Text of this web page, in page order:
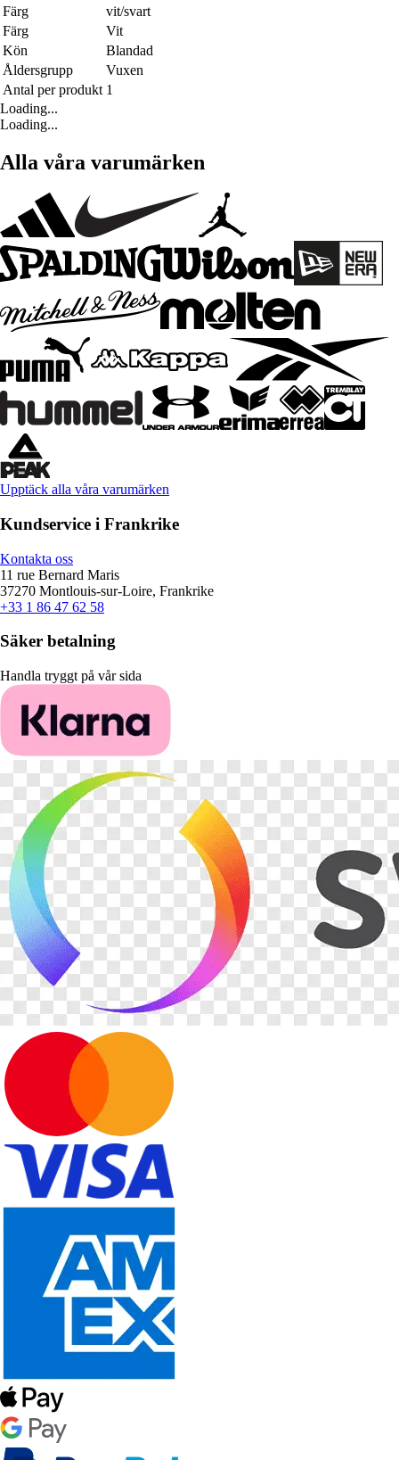
Färg
vit/svart
Färg
Vit
Kön
Blandad
Åldersgrupp
Vuxen
Antal per produkt 1
Loading...
Loading...
Alla våra varumärken
Upptäck alla våra varumärken
Kundservice i Frankrike
Kontakta oss
11 rue Bernard Maris
37270 Montlouis-sur-Loire, Frankrike
+33 1 86 47 62 58
Säker betalning
Handla tryggt på vår sida